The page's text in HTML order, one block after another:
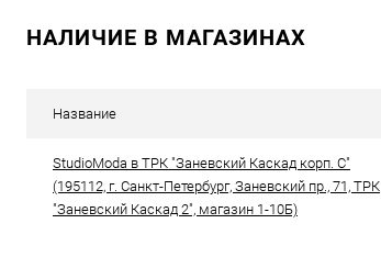
НАЛИЧИЕ В МАГАЗИНАХ
Название
StudioModa в ТРК "Заневский Каскад корп. С"
(195112, г. Санкт-Петербург, Заневский пр., 71, ТРК
"Заневский Каскад 2", магазин 1-10Б)